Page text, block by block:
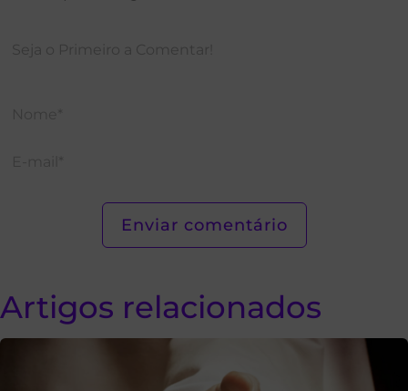
Artigos relacionados